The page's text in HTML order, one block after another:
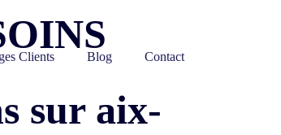
Clients Blog Contact
sur aix-